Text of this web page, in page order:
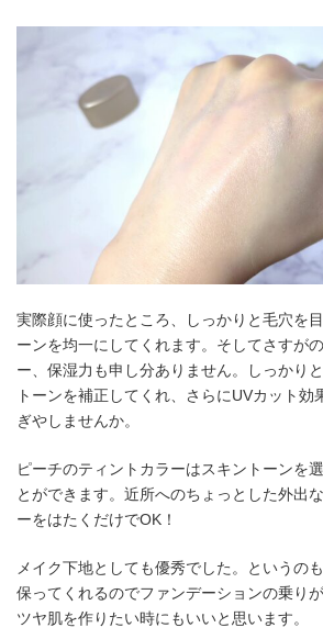
実際顔に使ったところ、しっかりと毛穴を
ーンを均一にしてくれます。そしてさすが
ー、保湿力も申し分ありません。しっかり
トーンを補正してくれ、さらにUVカット効
ぎやしませんか。
ピーチのティントカラーはスキントーンを
とができます。近所へのちょっとした外出
ーをはたくだけでOK！
メイク下地としても優秀でした。というの
保ってくれるのでファンデーションの乗り
ツヤ肌を作りたい時にもいいと思います。